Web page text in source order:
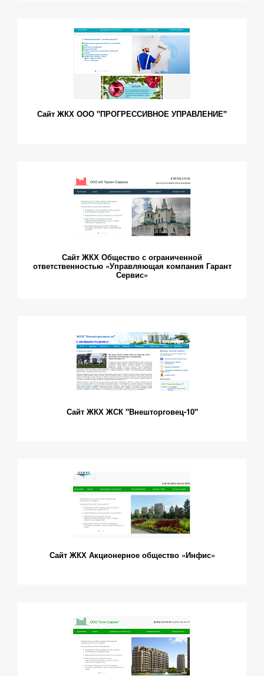
Сайт ЖКХ ООО "ПРОГРЕССИВНОЕ УПРАВЛЕНИЕ"
Сайт ЖКХ Общество с ограниченной
ответственностью «Управляющая компания Гарант
Сервис»
Сайт ЖКХ ЖСК "Внешторговец-10"
Сайт ЖКХ Акционерное общество «Инфис»